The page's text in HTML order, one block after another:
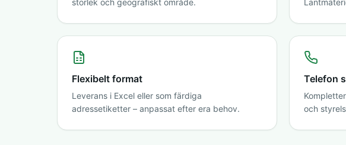
storlek och geografiskt område.
Flexibelt format
Leverans i Excel eller som färdiga
adressetiketter – anpassat efter era behov.
Telefon
och